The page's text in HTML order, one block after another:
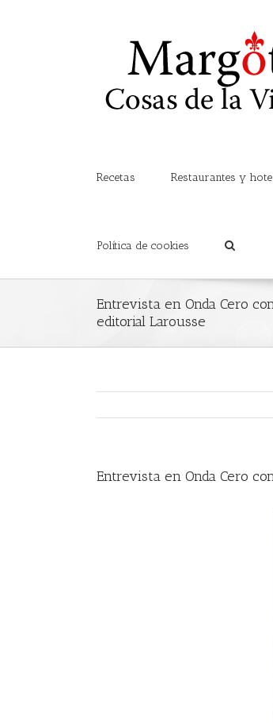
Recetas Restaurantes y
Política de cookies
Entrevista en Onda Cero
editorial Larousse
Entrevista en Onda Cero